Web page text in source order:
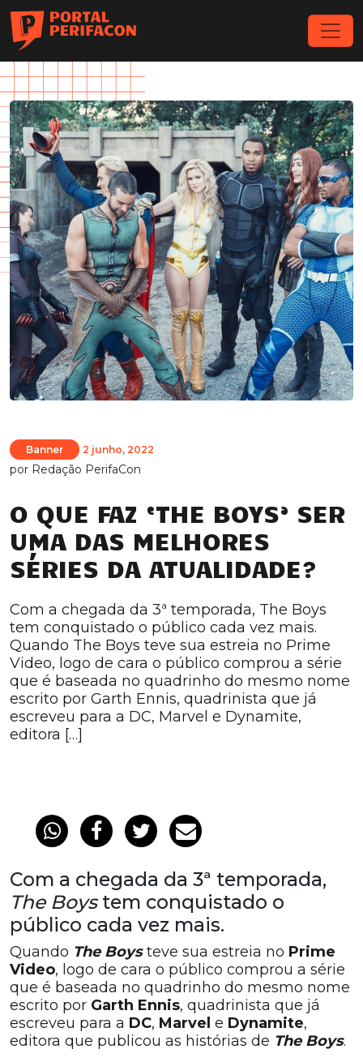
Banner 2 junho, 2022
por Redação PerifaCon
O QUE FAZ ‘THE BOYS’ SER
UMA DAS MELHORES
SÉRIES DA ATUALIDADE?
Com a chegada da 3ª temporada, The Boys
tem conquistado o público cada vez mais.
Quando The Boys teve sua estreia no Prime
Video, logo de cara o público comprou a série
que é baseada no quadrinho do mesmo nome
escrito por Garth Ennis, quadrinista que já
escreveu para a DC, Marvel e Dynamite,
editora […]
Com a chegada da 3ª temporada,
The Boystem conquistado o
público cada vez mais.
Quando The Boysteve sua estreia no Prime
Video, logo de cara o público comprou a série
que é baseada no quadrinho do mesmo nome
escrito por Garth Ennis, quadrinista que já
escreveu para a DC, Marvel e Dynamite,
editora que publicou as histórias de The Boys.